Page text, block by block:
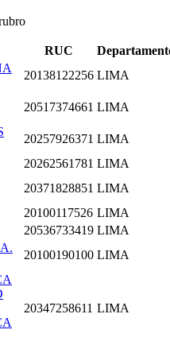
RUC
20138122256 LIMA
20517374661 LIMA
20257926371 LIMA
20262561781 LIMA
20371828851 LIMA
20100117526 LIMA
20536733419 LIMA
20100190100 LIMA
20347258611 LIMA